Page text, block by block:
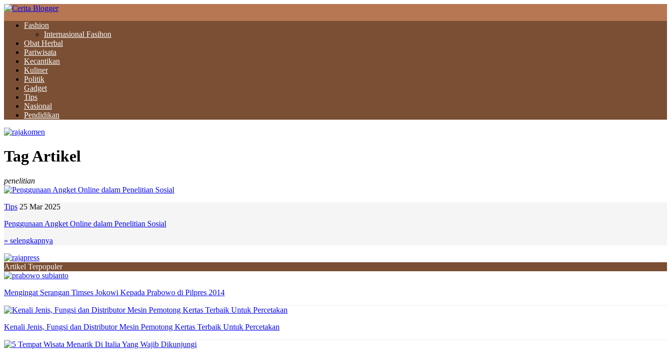
Fashion
Internasional Fasihon
Obat Herbal
Pariwisata
Kecantikan
Kuliner
Politik
Gadget
Tips
Nasional
Pendidikan
Tag Artikel
penelitian
Tips 25 Mar 2025
Penggunaan Angket Online dalam Penelitian Sosial
» selengkapnya
Artikel Terpopuler
Mengingat Serangan Timses Jokowi Kepada Prabowo di Pilpres 2014
Kenali Jenis, Fungsi dan Distributor Mesin Pemotong Kertas Terbaik Untuk Percetakan